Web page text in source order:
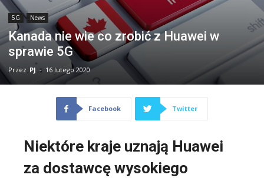
5G News
Kanada nie wie co zrobić z Huawei w
sprawie 5G
Przez PJ - 16 lutego 2020
Facebook Twitter
Niektóre kraje uznają Huawei
za dostawcę wysokiego